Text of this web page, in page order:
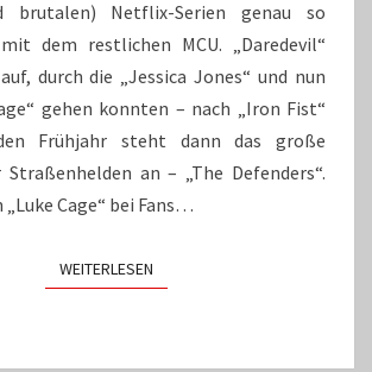
brutalen) Netflix-Serien genau so
dem restlichen MCU. „Daredevil“
durch die „Jessica Jones“ und nun
gehen konnten – nach „Iron Fist“
Frühjahr steht dann das große
Straßenhelden an – „The Defenders“.
Cage“ bei Fans…
WEITERLESENWEITERLESEN